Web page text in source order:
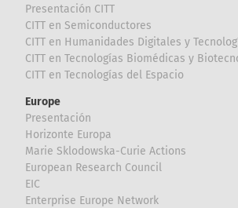
Presentación CITT
CITT en Semiconductores
CITT en Humanidades Digitales y
CITT en Tecnologías Biomédicas y
CITT en Tecnologías del Espacio
Europe
Presentación
Horizonte Europa
Marie Sklodowska-Curie Actions
European Research Council
EIC
Enterprise Europe Network